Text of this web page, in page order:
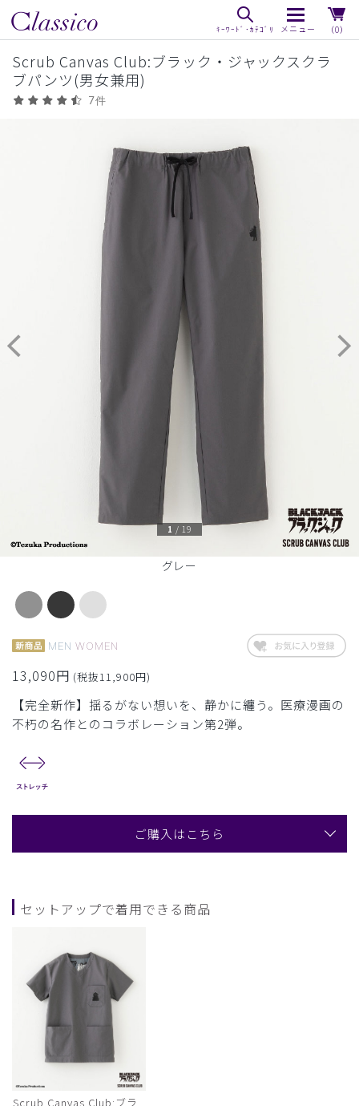
（0）
Scrub Canvas Club:ブラック・ジャックスクラ
ブパンツ(男女兼用)
7件
グレー
1 / 19
MEN WOMEN
13,090円 (税抜11,900円)
【完全新作】揺るがない想いを、静かに纏う。医療漫画の
不朽の名作とのコラボレーション第2弾。
ご購入はこちら
セットアップで着用できる商品
Scrub Canvas Club:ブラ